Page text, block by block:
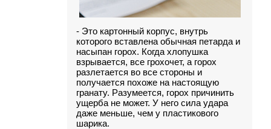
- Это картонный корпус, внутрь
которого вставлена обычная петарда и
насыпан горох. Когда хлопушка
взрывается, все грохочет, а горох
разлетается во все стороны и
получается похоже на настоящую
гранату. Разумеется, горох причинить
ущерба не может. У него сила удара
даже меньше, чем у пластикового
шарика.